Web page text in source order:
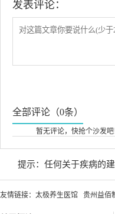
发表评论：
全部评论（0条）
暂无评论，快抢个沙发吧
提示：任何关于疾病的
友情链接： 太极养生医馆 贵州益佰